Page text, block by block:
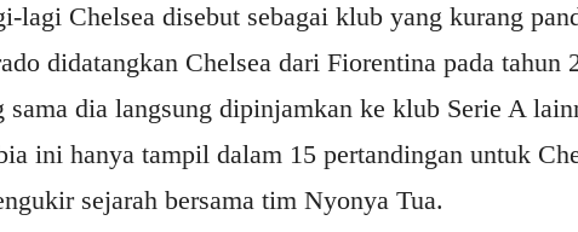
lagi Chelsea disebut sebagai klub yang kurang
didatangkan Chelsea dari Fiorentina pada tahun
sama dia langsung dipinjamkan ke klub Serie A
ini hanya tampil dalam 15 pertandingan untuk
sejarah bersama tim Nyonya Tua.